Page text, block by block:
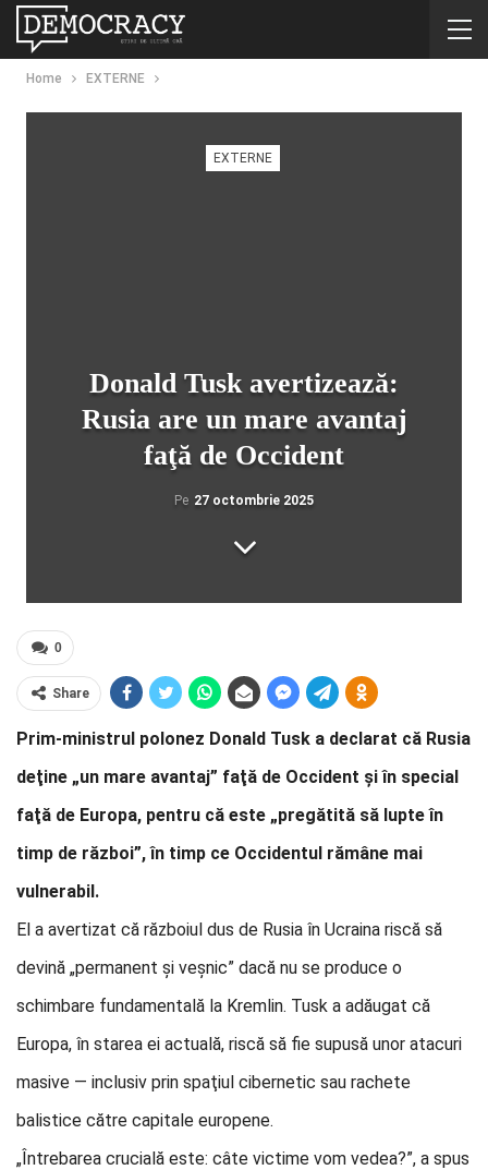
Home EXTERNE
EXTERNE
Donald Tusk avertizează:
Rusia are un mare avantaj
faţă de Occident
Pe 27 octombrie 2025
0
Share
Prim-ministrul polonez Donald Tusk a declarat că Rusia
deţine „un mare avantaj” faţă de Occident şi în special
faţă de Europa, pentru că este „pregătită să lupte în
timp de război”, în timp ce Occidentul rămâne mai
vulnerabil.
El a avertizat că războiul dus de Rusia în Ucraina riscă să
devină „permanent şi veşnic” dacă nu se produce o
schimbare fundamentală la Kremlin. Tusk a adăugat că
Europa, în starea ei actuală, riscă să fie supusă unor atacuri
masive — inclusiv prin spaţiul cibernetic sau rachete
balistice către capitale europene.
„Întrebarea crucială este: câte victime vom vedea?”, a spus